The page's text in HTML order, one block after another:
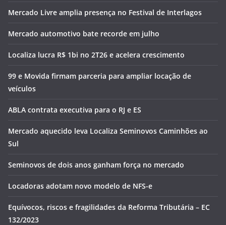
Mercado Livre amplia presença no Festival de Interlagos
Mercado automotivo bate recorde em julho
Localiza lucra R$ 1bi no 2T26 e acelera crescimento
99 e Movida firmam parceria para ampliar locação de
veículos
ABLA contrata executiva para o RJ e ES
Mercado aquecido leva Localiza Seminovos Caminhões ao
Sul
Seminovos de dois anos ganham força no mercado
Locadoras adotam novo modelo de NFS-e
Equívocos, riscos e fragilidades da Reforma Tributária – EC
132/2023